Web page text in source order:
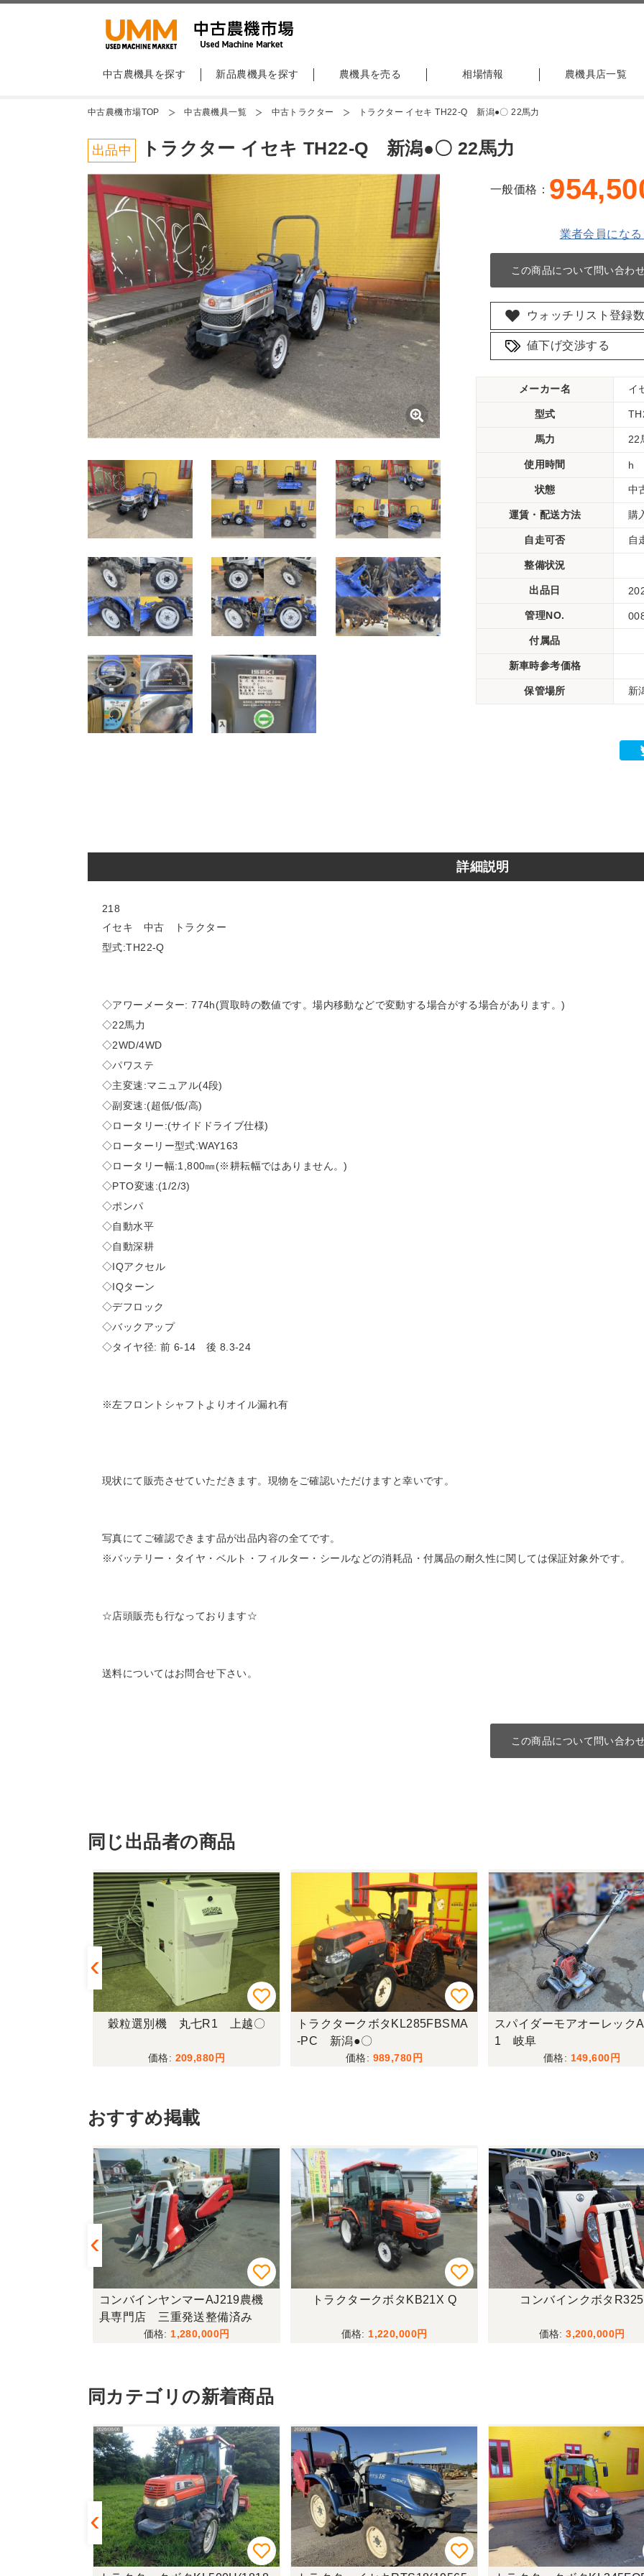
中古農機具を探す 新品農機具を探す 農機具を売る 相場情報 農機具店一覧
中古農機市場TOP 中古農機具一覧 中古トラクター トラクター イセキ TH22-Q 新潟●〇 22馬力
出品中 トラクター イセキ TH22-Q 新潟●〇 22馬力
一般価格：
業者会員にな
この商品について問い合わ
ウォッチリスト登録
値下げ交渉する
メーカー名 イ
型式
馬力 22
使用時間 h
状態 中
運賃・配送方法 購
自走可否 自
整備状況
出品日
管理NO.
付属品
新車時参考価格
保管場所 新
詳細説明
218
イセキ 中古 トラクター
型式:TH22-Q
◇アワーメーター: 774h(買取時の数値です。場内移動などで変動する場合がする場合があります。)
◇22馬力
◇2WD/4WD
◇パワステ
◇主変速:マニュアル(4段)
◇副変速:(超低/低/高)
◇ロータリー:(サイドドライブ仕様)
◇ローターリー型式:WAY163
◇ロータリー幅:1,800㎜(※耕耘幅ではありません。)
◇PTO変速:(1/2/3)
◇ポンパ
◇自動水平
◇自動深耕
◇IQアクセル
◇IQターン
◇デフロック
◇バックアップ
◇タイヤ径: 前 6-14 後 8.3-24
※左フロントシャフトよりオイル漏れ有
現状にて販売させていただきます。現物をご確認いただけますと幸いです。
写真にてご確認できます品が出品内容の全てです。
※バッテリー・タイヤ・ベルト・フィルター・シールなどの消耗品・付属品の耐久性に関しては保証対象外です。
☆店頭販売も行なっております☆
送料についてはお問合せ下さい。
この商品について問い合わ
同じ出品者の商品
穀粒選別機 丸七R1 上越〇
209,880
トラクタークボタKL285FBSMA
-PC 新潟●〇
989,780
スパイダーモアオーレック
1 岐阜
149,600
おすすめ掲載
コンバインヤンマーAJ219農機
具専門店 三重発送整備済み
1,280,000
トラクタークボタKB21X Q
1,220,000
コンバインクボタR325
3,200,000
同カテゴリの新着商品